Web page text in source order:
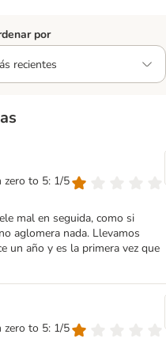
por
zero to 5: 1/5
mal en seguida, como si
aglomera nada. Llevamos
un año y es la primera vez que
zero to 5: 1/5